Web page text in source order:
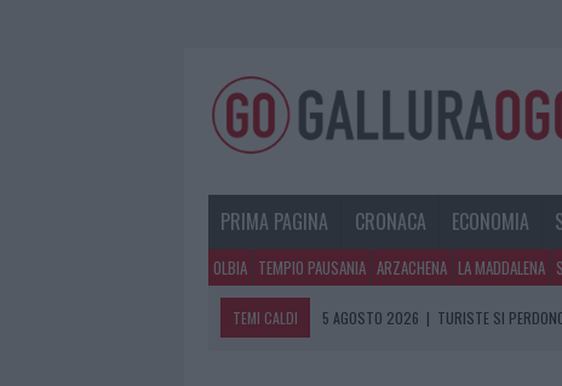
PRIMA PAGINA CRONACA ECONOMIA
OLBIA TEMPIO PAUSANIA ARZACHENA LA MADDALENA
TEMI CALDI 5 AGOSTO 2026 | TURISTE SI